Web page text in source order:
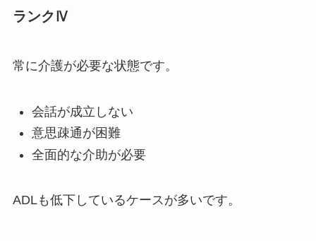
ランクⅣ
常に介護が必要な状態です。
会話が成立しない
意思疎通が困難
全面的な介助が必要
ADLも低下しているケースが多いです。